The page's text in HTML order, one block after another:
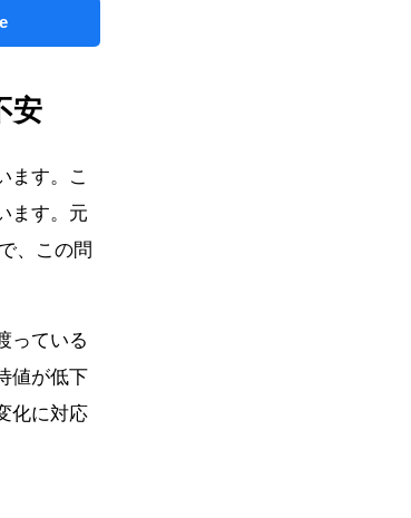
安
ます。こ
ます。元
、この問
っている
値が低下
化に対応